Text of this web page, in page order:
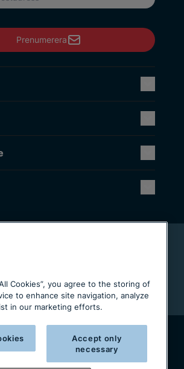
Prenumerera
installation & service
till installation
© 2025 J&B Maskinteknik AB
556490-2996
Cookies”, you agree to the storing of
to enhance site navigation, analyze
in our marketing efforts.
Accept only
necessary